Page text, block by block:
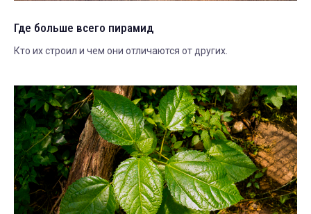
Где больше всего пирамид
Кто их строил и чем они отличаются от других.